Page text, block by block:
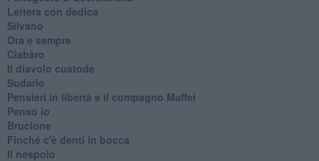
Lettera con dedica
Silvano
Ora e sempre
Ciabàro
Il diavolo custode
Sudario
Pensieri in libertà e il compagno Maffei
Penso io
Brucione
Finché c'è denti in bocca
Il nespolo